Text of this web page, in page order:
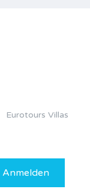
Eurotours Villas
Anmelden